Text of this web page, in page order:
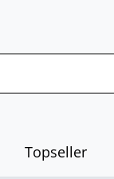
Topseller